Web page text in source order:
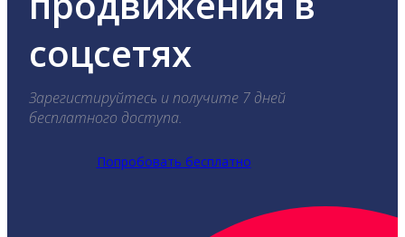
соцсетях
Зарегистируйтесь и получите 7 дней
бесплатного доступа.
Попробовать бесплатно